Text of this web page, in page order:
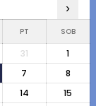
›
PT SOB
31
1
7
8
14
15